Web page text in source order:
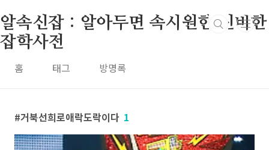
알속신잡 : 알아두면 속시원한 신비한
잡학사전
홈 태그 방명록
거북선희로애락도락이다 1